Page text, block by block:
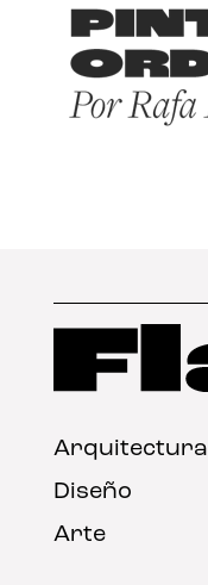
Arquitectura
Diseño
Arte